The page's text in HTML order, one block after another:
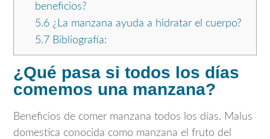
beneficios?
5.6¿La manzana ayuda a hidratar el cuerpo?
5.7Bibliografía:
¿Qué pasa si todos los días
comemos una manzana?
Beneficios de comer manzana todos los días. Malus
domestica conocida como manzana el fruto del